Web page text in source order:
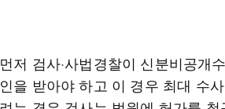
먼저 검사·사법경찰이 신분비공개
인을 받아야 하고 이 경우 최대 수